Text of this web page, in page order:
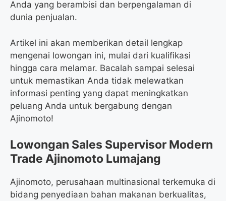
Anda yang berambisi dan berpengalaman di
dunia penjualan.
Artikel ini akan memberikan detail lengkap
mengenai lowongan ini, mulai dari kualifikasi
hingga cara melamar. Bacalah sampai selesai
untuk memastikan Anda tidak melewatkan
informasi penting yang dapat meningkatkan
peluang Anda untuk bergabung dengan
Ajinomoto!
Lowongan Sales Supervisor Modern
Trade Ajinomoto Lumajang
Ajinomoto, perusahaan multinasional terkemuka di
bidang penyediaan bahan makanan berkualitas,